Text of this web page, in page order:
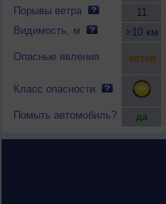
Порывы ветра
Видимость, м
Опасные явления
Класс опасности
Помыть автомобиль?
11
>10 км
ветер
да